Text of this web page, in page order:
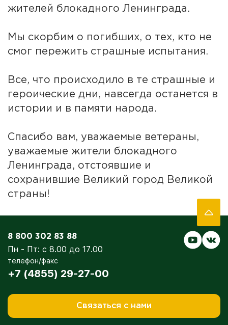
жителей блокадного Ленинграда.
Мы скорбим о погибших, о тех, кто не
смог пережить страшные испытания.
Все, что происходило в те страшные и
героические дни, навсегда останется в
истории и в памяти народа.
Спасибо вам, уважаемые ветераны,
уважаемые жители блокадного
Ленинграда, отстоявшие и
сохранившие Великий город Великой
страны!
8 800 302 83 88
Пн - Пт: с 8.00 до 17.00
телефон/факс
+7 (4855) 29-27-00
Связаться с нами